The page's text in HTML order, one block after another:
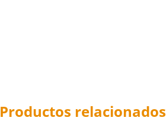
Productos relacionados